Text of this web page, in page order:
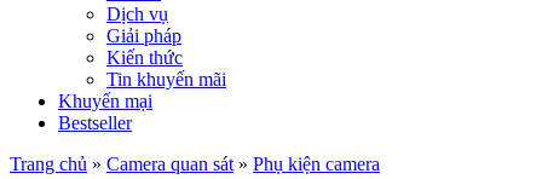
Dịch vụ
Giải pháp
Kiến thức
Tin khuyến mãi
Khuyến mại
Bestseller
Trang chủ » Camera quan sát » Phụ kiện camera